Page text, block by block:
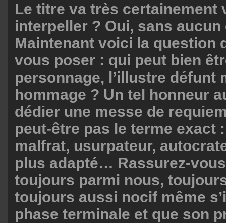
Le titre va très certainement
interpeller ? Oui, sans aucun
Maintenant voici la question
vous poser : qui peut bien
personnage, l’illustre défunt
hommage ? Un tel honneur
dédier une messe de
peut-être pas le terme exact
malfrat, usurpateur,
plus adapté… Rassurez-
toujours parmi nous,
toujours aussi nocif même
phase terminale et que son